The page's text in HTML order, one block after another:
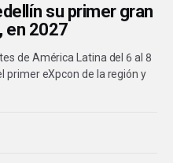
su primer gran
en 2027
de América Latina del 6 al 8
primer eXpcon de la región y